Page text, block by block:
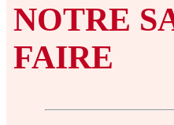
NOTRE
FAIRE